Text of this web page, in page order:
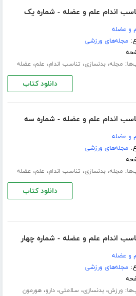
اندام علم و عضله - شماره یک
و عضله
مجله‌های ورزشی
مجله،بدنسازی، تناسب اندام، علم، عضله
دانلود کتاب
اندام علم و عضله - شماره سه
و عضله
مجله‌های ورزشی
مجله،بدنسازی، تناسب اندام، علم، عضله
دانلود کتاب
اندام علم و عضله - شماره چهار
و عضله
مجله‌های ورزشی
ورزش،بدنسازی، سلامتی،دارو،هورمون